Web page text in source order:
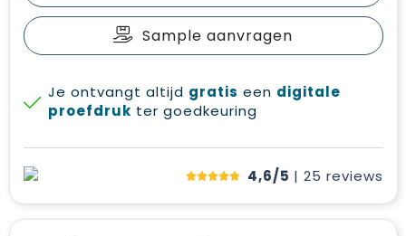
Sample aanvragen
Je ontvangt altijd gratis een digitale
proefdruk ter goedkeuring
4,6/5 | 25 reviews